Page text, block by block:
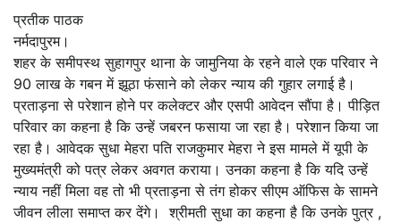
प्रतीक पाठक
नर्मदापुरम।
शहर के समीपस्थ सुहागपुर थाना के जामुनिया के रहने वाले एक परिवार ने
90 लाख के गबन में झूठा फंसाने को लेकर न्याय की गुहार लगाई है।
प्रताड़ना से परेशान होने पर कलेक्टर और एसपी आवेदन सौंपा है। पीड़ित
परिवार का कहना है कि उन्हें जबरन फसाया जा रहा है। परेशान किया जा
रहा है। आवेदक सुधा मेहरा पति राजकुमार मेहरा ने इस मामले में यूपी के
मुख्यमंत्री को पत्र लेकर अवगत कराया। उनका कहना है कि यदि उन्हें
न्याय नहीं मिला वह तो भी प्रताड़ना से तंग होकर सीएम ऑफिस के सामने
जीवन लीला समाप्त कर देंगे। श्रीमती सुधा का कहना है कि उनके पुत्र ,